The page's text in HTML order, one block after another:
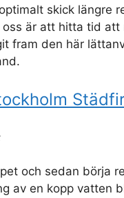
skick längre
är att hitta tid att
fram den här
och sedan börja
av en kopp vatten